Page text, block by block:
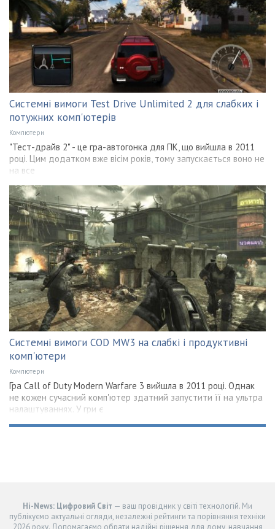
Системні вимоги Test Drive Unlimited 2 для слабких і
потужних комп'ютерів
Компютери
"Тест-драйв 2" - це гра-автогонка для ПК, що вийшла в 2011
році. Цим додатком вже вісім років, тому запускається воно не
на все
Системні вимоги COD MW3 на слабкі і продуктивні
комп'ютери
Компютери
Гра Call of Duty Modern Warfare 3 вийшла в 2011 році. Однак
не кожен сучасний комп'ютер здатний запустити її на ультра
налаштуваннях. У гри є
Hi-News: Цифровий Світ — ваш провідник у світі технологій. Ми
публікуємо актуальні огляди, незалежні рейтинги та порівняння техніки